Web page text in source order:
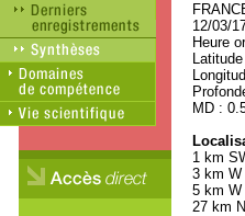
12/
Heure
MD :
1 km
3 km
5 km
27 km